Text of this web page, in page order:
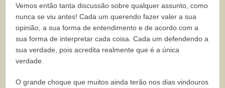
Vemos então tanta discussão sobre qualquer assunto, como
nunca se viu antes! Cada um querendo fazer valer a sua
opinião, a sua forma de entendimento e de acordo com a
sua forma de interpretar cada coisa. Cada um defendendo a
sua verdade, pois acredita realmente que é a única
verdade.
O grande choque que muitos ainda terão nos dias vindouros